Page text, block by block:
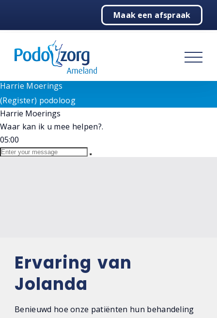
Goedemiddag!
Wij staan voor u klaar bij vragen. Selecteer hieronder
onze medewerker.
(Register) podoloogHarrie Moerings
Harrie Moerings
(Register) podoloog
Harrie Moerings
Waar kan ik u mee helpen?.
05:00
Maak een afspraak
Podologie
Behandelingen
Over ons
Contact
Ervaring van
Jolanda
Benieuwd hoe onze patiënten hun behandeling